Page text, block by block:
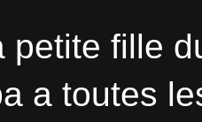
petite fille
a toutes